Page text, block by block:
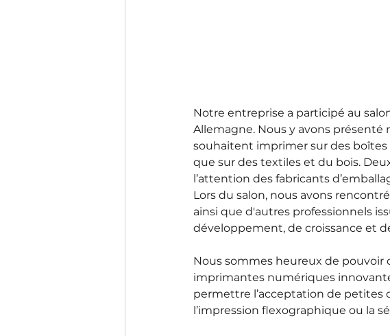
Notre entreprise a participé au
Allemagne. Nous y avons
souhaitent imprimer sur des boîtes
que sur des textiles et du bois.
l’attention des fabricants
Lors du salon, nous avons
ainsi que d'autres professionnels
développement, de croissance et
Nous sommes heureux de pouvoir
imprimantes numériques
permettre l’acceptation de petites
l’impression flexographique ou la